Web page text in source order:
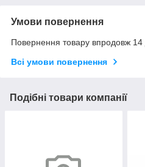
Умови повернення
Повернення товару впродовж 14
Всі умови повернення
Подібні товари компанії